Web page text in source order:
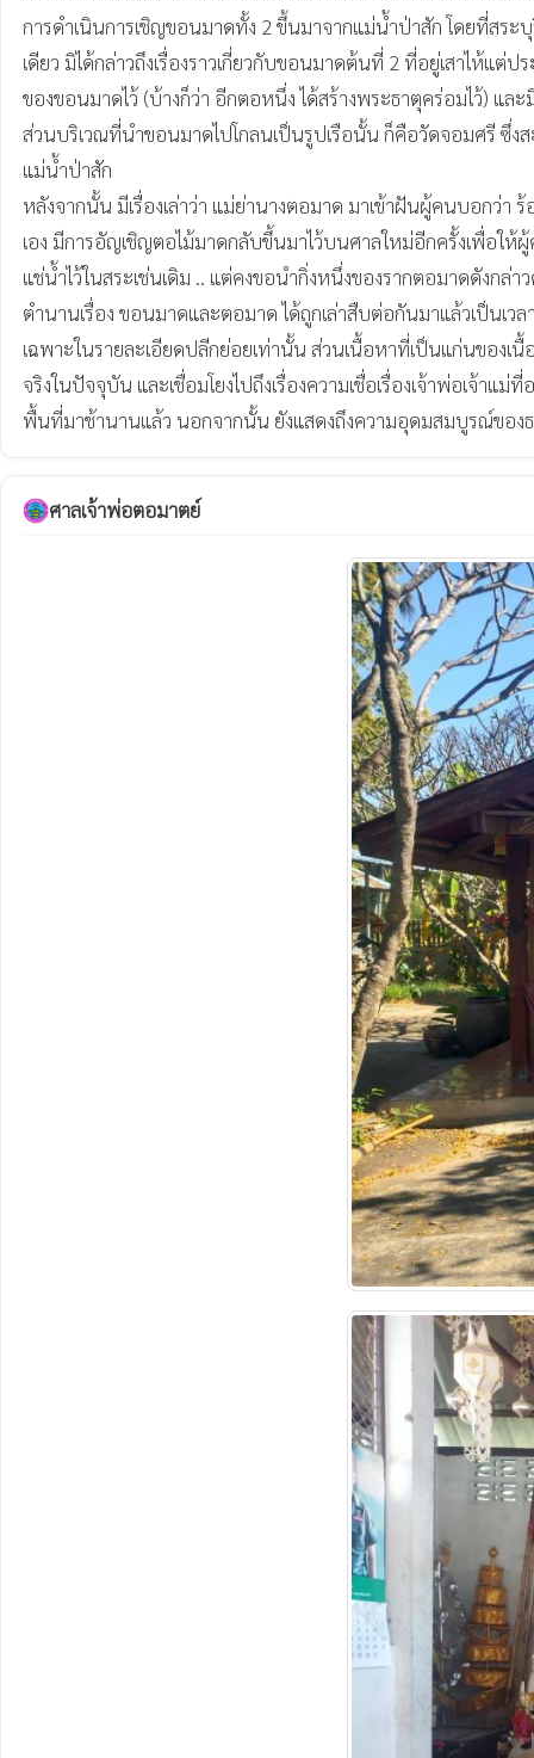
การดำเนินการเชิญขอนมาดทั้ง 2 ขึ้นมาจากแม่น้ำป่าสัก โดยที่สระ
เดียว มิได้กล่าวถึงเรื่องราวเกี่ยวกับขอนมาดต้นที่ 2 ที่อยู่เสาไห้แ
ของขอนมาดไว้ (บ้างก็ว่า อีกตอหนึ่ง ได้สร้างพระธาตุคร่อมไว้) แ
ส่วนบริเวณที่นำขอนมาดไปโกลนเป็นรูปเรือนั้น ก็คือวัดจอมศรี ซึ่ง
แม่น้ำป่าสัก
หลังจากนั้น มีเรื่องเล่าว่า แม่ย่านางตอมาด มาเข้าฝันผู้คนบอกว่า
เอง มีการอัญเชิญตอไม้มาดกลับขึ้นมาไว้บนศาลใหม่อีกครั้งเพื่อใ
แช่น้ำไว้ในสระเช่นเดิม .. แต่คงขอนำกิ่งหนึ่งของรากตอมาดดังก
ตำนานเรื่อง ขอนมาดและตอมาด ได้ถูกเล่าสืบต่อกันมาแล้วเป็นเ
เฉพาะในรายละเอียดปลีกย่อยเท่านั้น ส่วนเนื้อหาที่เป็นแก่นของเ
จริงในปัจจุบัน และเชื่อมโยงไปถึงเรื่องความเชื่อเรื่องเจ้าพ่อเจ้
ศาลเจ้าพ่อตอมาตย์